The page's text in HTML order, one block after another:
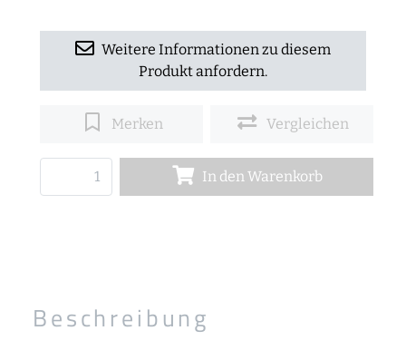
Weitere Informationen zu diesem
Produkt anfordern.
Merken Vergleichen
In den Warenkorb
Beschreibung